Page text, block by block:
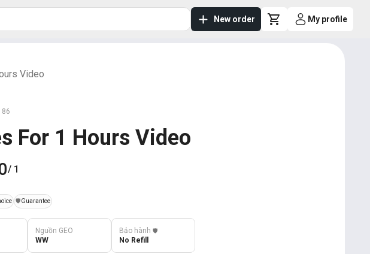
New order My profile
Video
For 1 Hours Video
/ 1
️🛡️Guarantee
Nguồn GEO
WW
Bảo hành ️🛡️
No Refill